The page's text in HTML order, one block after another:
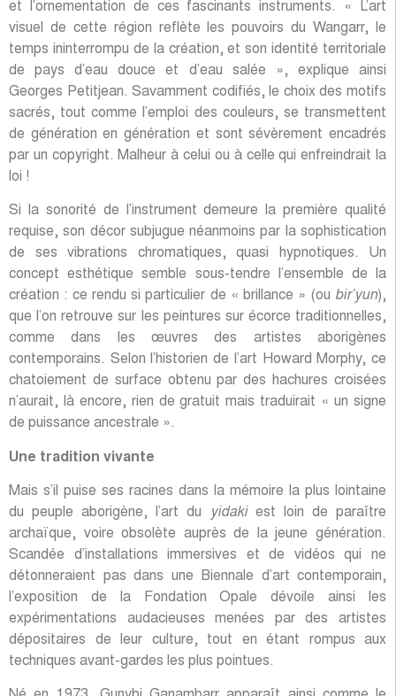
et l’ornementation de ces fascinants instruments. « L’art
visuel de cette région reflète les pouvoirs du Wangarr, le
temps ininterrompu de la création, et son identité territoriale
de pays d’eau douce et d’eau salée », explique ainsi
Georges Petitjean. Savamment codifiés, le choix des motifs
sacrés, tout comme l’emploi des couleurs, se transmettent
de génération en génération et sont sévèrement encadrés
par un copyright. Malheur à celui ou à celle qui enfreindrait la
loi !
Si la sonorité de l’instrument demeure la première qualité
requise, son décor subjugue néanmoins par la sophistication
de ses vibrations chromatiques, quasi hypnotiques. Un
concept esthétique semble sous-tendre l’ensemble de la
création : ce rendu si particulier de « brillance » (ou bir’yun),
que l’on retrouve sur les peintures sur écorce traditionnelles,
comme dans les œuvres des artistes aborigènes
contemporains. Selon l’historien de l’art Howard Morphy, ce
chatoiement de surface obtenu par des hachures croisées
n’aurait, là encore, rien de gratuit mais traduirait « un signe
de puissance ancestrale ».
Une tradition vivante
Mais s’il puise ses racines dans la mémoire la plus lointaine
du peuple aborigène, l’art du
yidaki est loin de paraître
archaïque, voire obsolète auprès de la jeune génération.
Scandée d’installations immersives et de vidéos qui ne
détonneraient pas dans une Biennale d’art contemporain,
l’exposition de la Fondation Opale dévoile ainsi les
expérimentations audacieuses menées par des artistes
dépositaires de leur culture, tout en étant rompus aux
techniques avant-gardes les plus pointues.